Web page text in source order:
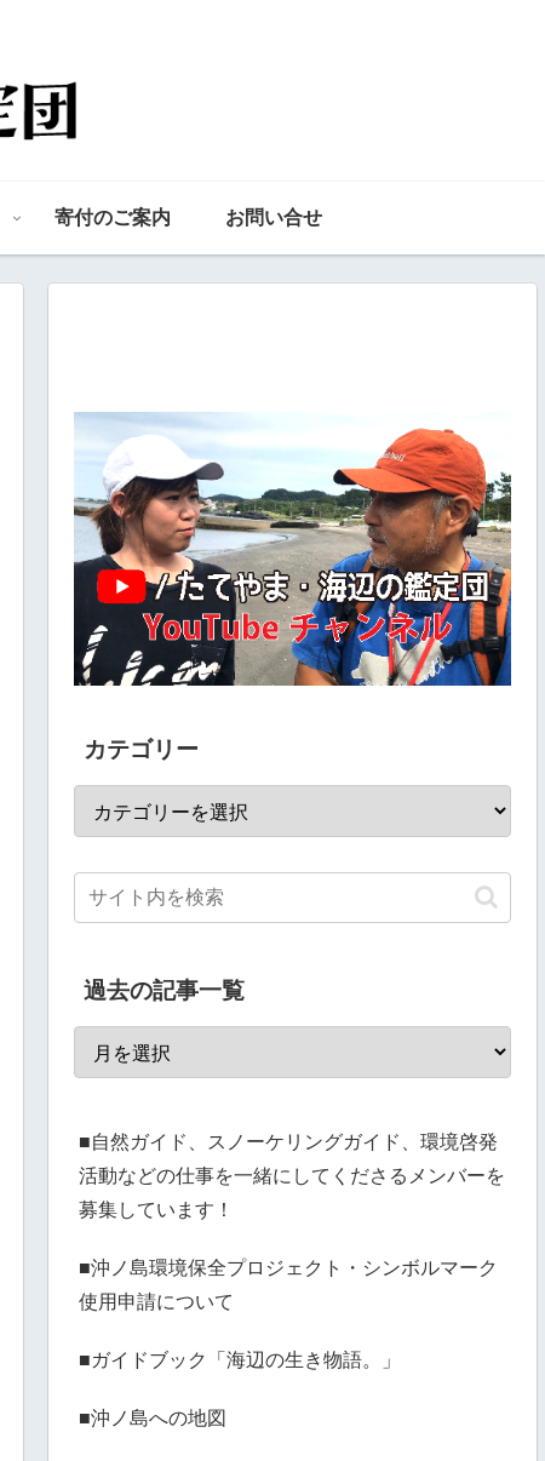
寄付のご案内 お問い合せ
カテゴリー
過去の記事一覧
■自然ガイド、スノーケリングガイド、環境啓発
活動などの仕事を一緒にしてくださるメンバーを
募集しています！
■沖ノ島環境保全プロジェクト・シンボルマーク
使用申請について
■ガイドブック「海辺の生き物語。」
■沖ノ島への地図